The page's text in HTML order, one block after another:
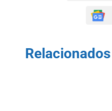
Relacionados